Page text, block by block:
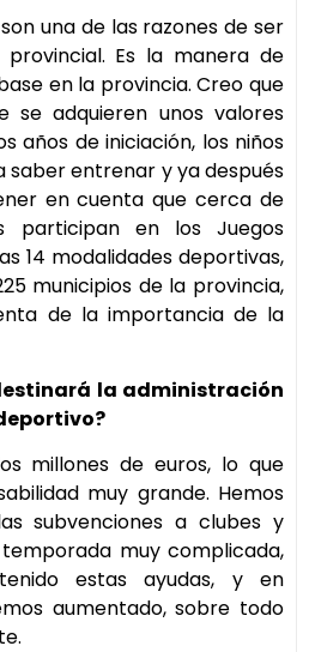
una de las razones de ser
Es la manera de
en la provincia. Creo que
adquieren unos valores
años de iniciación, los niños
saber entrenar y ya después
en cuenta que cerca de
participan en los Juegos
14 modalidades deportivas,
municipios de la provincia,
de la importancia de la
la administración
millones de euros, lo que
muy grande. Hemos
subvenciones a clubes y
muy complicada,
estas ayudas, y en
aumentado, sobre todo